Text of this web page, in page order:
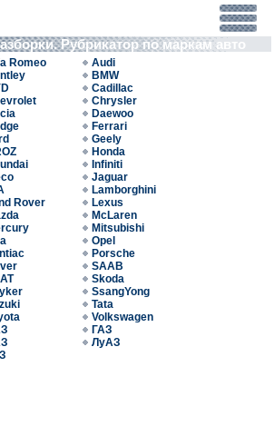
Рубрикатор по маркам авто
Romeo
Audi
BMW
Cadillac
Chrysler
Daewoo
Ferrari
Geely
Honda
Infiniti
Jaguar
Lamborghini
Rover
Lexus
McLaren
Mitsubishi
Opel
Porsche
SAAB
Skoda
SsangYong
Tata
Volkswagen
ГАЗ
ЛуАЗ